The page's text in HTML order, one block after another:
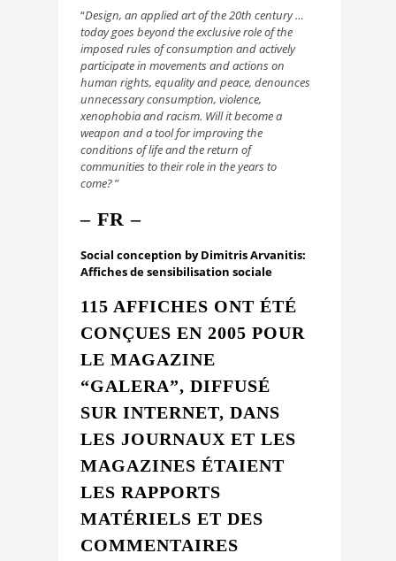
“Design, an applied art of the 20th century …
today goes beyond the exclusive role of the
imposed rules of consumption and actively
participate in movements and actions on
human rights, equality and peace, denounces
unnecessary consumption, violence,
xenophobia and racism. Will it become a
weapon and a tool for improving the
conditions of life and the return of
communities to their role in the years to
come?”
– FR –
Social conception by Dimitris Arvanitis:
Affiches de sensibilisation sociale
115 AFFICHES ONT ÉTÉ
CONÇUES EN 2005 POUR
LE MAGAZINE
“GALERA”, DIFFUSÉ
SUR INTERNET, DANS
LES JOURNAUX ET LES
MAGAZINES ÉTAIENT
LES RAPPORTS
MATÉRIELS ET DES
COMMENTAIRES